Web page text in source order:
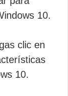
10.
clic en
10.